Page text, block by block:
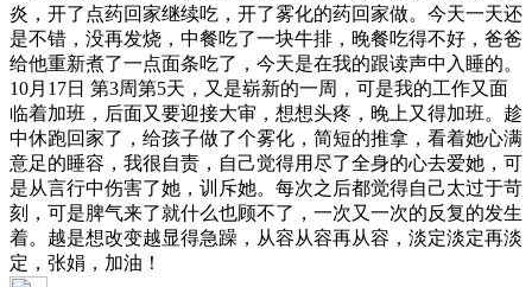
炎，开了点药回家继续吃，开了雾化的药回家做。今天一天还
是不错，没再发烧，中餐吃了一块牛排，晚餐吃得不好，爸爸
给他重新煮了一点面条吃了，今天是在我的跟读声中入睡的。
10月17日 第3周第5天，又是崭新的一周，可是我的工作又面
临着加班，后面又要迎接大审，想想头疼，晚上又得加班。趁
中休跑回家了，给孩子做了个雾化，简短的推拿，看着她心满
意足的睡容，我很自责，自己觉得用尽了全身的心去爱她，可
是从言行中伤害了她，训斥她。每次之后都觉得自己太过于苛
刻，可是脾气来了就什么也顾不了，一次又一次的反复的发生
着。越是想改变越显得急躁，从容从容再从容，淡定淡定再淡
定，张娟，加油！